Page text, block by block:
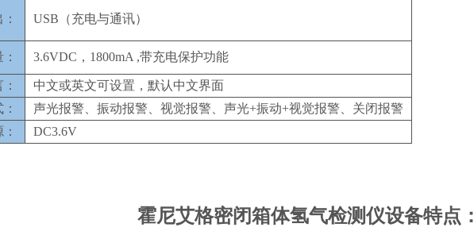
USB（充电与通讯）
3.6VDC，1800mA ,带充电保护功能
中文或英文可设置，默认中文界面
声光报警、振动报警、视觉报警、声光+振动+视觉报警、关闭报警
DC3.6V
霍尼艾格密闭箱体氢气检测仪设备特点：